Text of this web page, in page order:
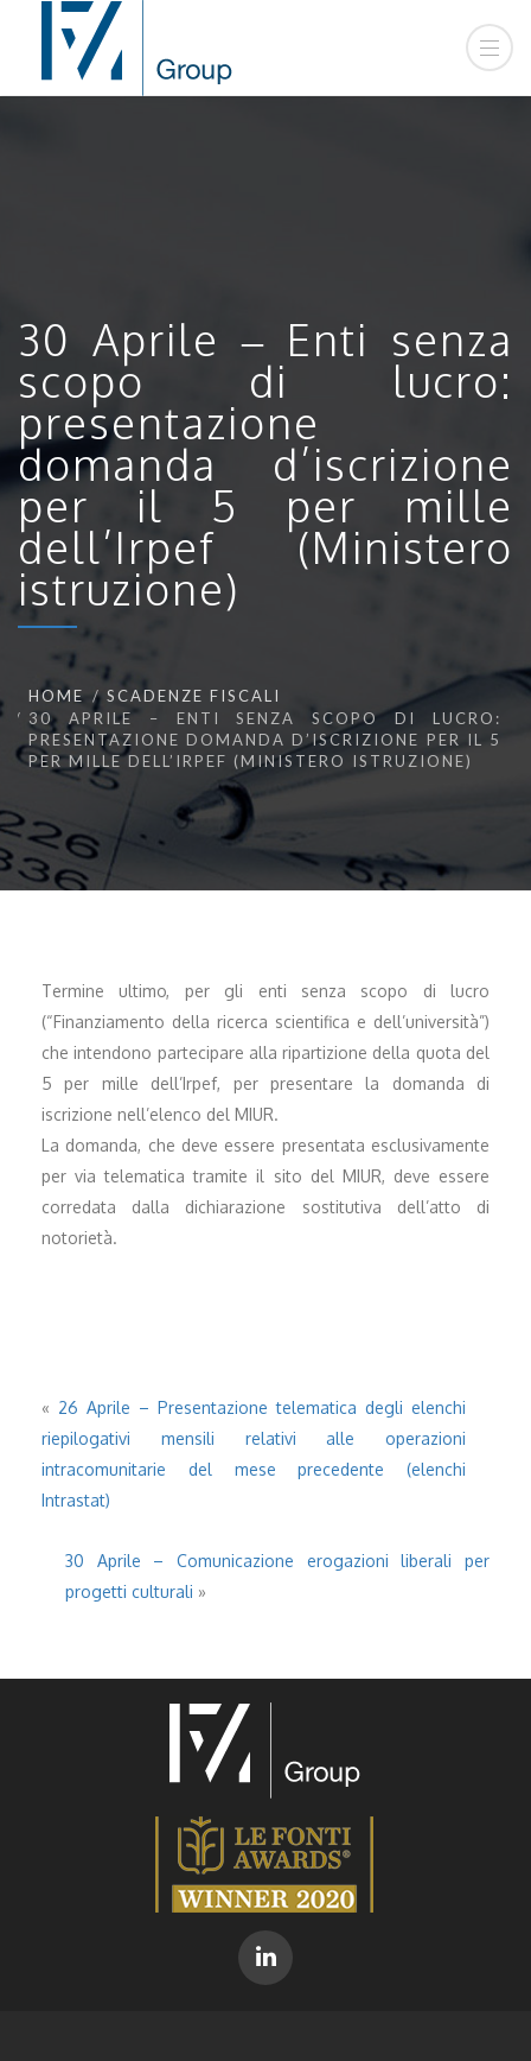
30 Aprile – Enti senza
scopo di lucro:
presentazione
domanda d’iscrizione
per il 5 per mille
dell’Irpef (Ministero
istruzione)
HOME
SCADENZE FISCALI
30 APRILE – ENTI SENZA SCOPO DI LUCRO:
PRESENTAZIONE DOMANDA D’ISCRIZIONE PER IL 5
PER MILLE DELL’IRPEF (MINISTERO ISTRUZIONE)
Termine ultimo, per gli enti senza scopo di lucro
(“Finanziamento della ricerca scientifica e dell’università”)
che intendono partecipare alla ripartizione della quota del
5 per mille dell’Irpef, per presentare la domanda di
iscrizione nell’elenco del MIUR.
La domanda, che deve essere presentata esclusivamente
per via telematica tramite il sito del MIUR, deve essere
corredata dalla dichiarazione sostitutiva dell’atto di
notorietà.
« 26 Aprile – Presentazione telematica degli elenchi
riepilogativi mensili relativi alle operazioni
intracomunitarie del mese precedente (elenchi
Intrastat)
30 Aprile – Comunicazione erogazioni liberali per
progetti culturali »